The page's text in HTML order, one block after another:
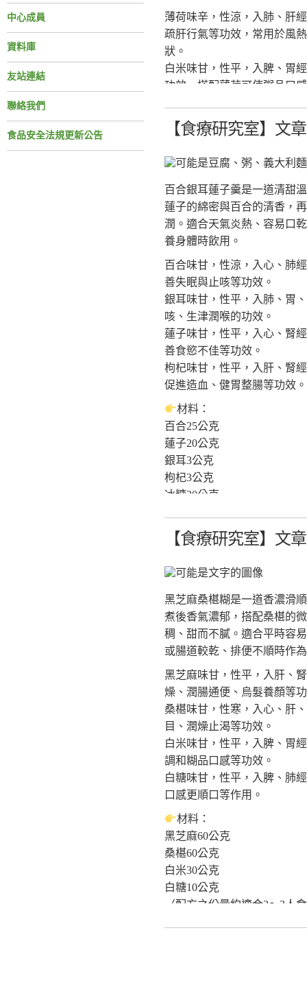
中心成員
資料庫
友站連結
聯絡我們
食品安全法規更新公告
薄荷味辛，性涼，入肺、肝
疏肝行氣等功效，常用於風
狀。
白米味甘，性平，入脾、胃
功效，搭配薄荷可使粥品口
風味，使粥品口感更加溫潤
鮮薄荷30公克 (或乾薄荷15公
白米150公克
冰糖少許(配方之份量適合
作法：
1. 薄荷洗淨，加入1000毫升
2. 待湯汁冷卻後，濾出薄荷
3. 白米洗淨後加水熬煮成粥。
4. 粥將完成時，加入薄荷汁
功效：清爽潤口，增進食
參考資料：
《本草綱目》對症藥膳-不生
作者:辛海、王永榮
出版:睿其書房
《更多食品健康資訊分享》
食療研究室
https://fo93316.wixsite.com/
https://reurl.cc/praNN4
http://rcfb.bioagri.ntu.edu.tw/
https://reurl.cc/x6Z7zN
https://www.ncfser.ntu.edu.tw/
全球健康促進產學聯盟
https://reurl.cc/GAWlly
【食療研究室】文
百合銀耳蓮子羹是一道清甜
蓮子的綿密與百合的清香，
潤。適合天氣炎熱、容易口
養身體時飲用。
百合味甘，性涼，入心、肺
善失眠與止咳等功效。
銀耳味甘，性平，入肺、胃
咳、生津潤喉的功效。
蓮子味甘，性平，入心、腎
善食慾不佳等功效。
枸杞味甘，性平，入肝、腎
促進造血、健胃整腸等功效。
材料：
百合25公克
蓮子20公克
銀耳3公克
枸杞3公克
冰糖20公克
作法：
子洗淨泡軟。
3.加入百合、枸杞與冰糖，再
功效： 養心安神，滋陰潤
《本草綱目》對症藥膳-不生
作者:辛海、王永榮
出版:睿其書房
《更多食品健康資訊分享》
食療研究室
https://fo93316.wixsite.com/
https://reurl.cc/praNN4
台大食品與生物分子研究中心
http://rcfb.bioagri.ntu.edu.tw/
https://reurl.cc/x6Z7zN
國家食品安全教育暨研究中心
https://www.ncfser.ntu.edu.tw/
https://reurl.cc/WvdGek
全球健康促進產學聯盟
【食療研究室】文
黑芝麻桑椹糊是一道香濃滑
煮後香氣濃郁，搭配桑椹的
稠、甜而不膩。適合平時容
或腸道較乾、排便不順時作
黑芝麻味甘，性平，入肝、
燥、潤腸通便、烏髮養顏等
桑椹味甘，性寒，入心、肝
目、潤燥止渴等功效。
白米味甘，性平，入脾、胃
調和糊品口感等功效。
白糖味甘，性平，入脾、肺
口感更順口等作用。
材料：
黑芝麻60公克
桑椹60公克
白米30公克
白糖10公克
（配方之份量約適合2～3人
作法：